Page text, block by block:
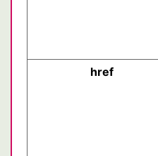
href